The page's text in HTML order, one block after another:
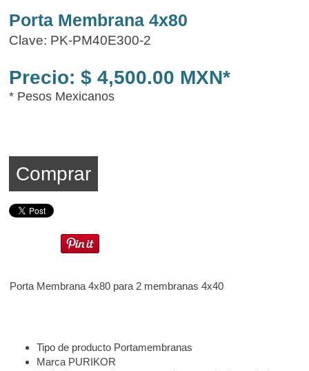
Porta Membrana 4x80
Clave: PK-PM40E300-2
Precio: $ 4,500.00 MXN*
* Pesos Mexicanos
Comprar
Porta Membrana 4x80 para 2 membranas 4x40
Tipo de producto Portamembranas
Marca PURIKOR